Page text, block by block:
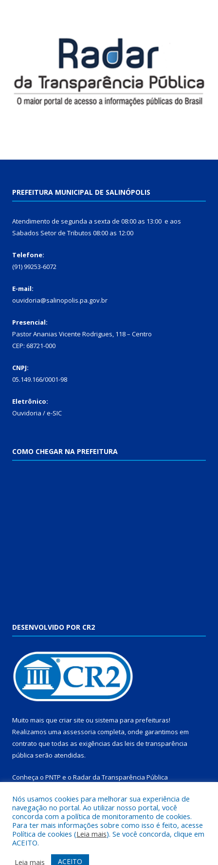
PREFEITURA MUNICIPAL DE SALINÓPOLIS
Atendimento de segunda a sexta de 08:00 as 13:00 e aos
Sabados Setor de Tributos 08:00 as 12:00
Telefone:
(91) 99253-6072
E-mail:
ouvidoria@salinopolis.pa.gov.br
Presencial:
Pastor Ananias Vicente Rodrigues, 118 – Centro
CEP: 68721-000
CNPJ:
05.149.166/0001-98
Eletrônico:
Ouvidoria / e-SIC
COMO CHEGAR NA PREFEITURA
DESENVOLVIDO POR CR2
Muito mais que criar site ou sistema para prefeituras!
Realizamos uma assessoria completa, onde garantimos em
contrato que todas as exigências das leis de transparência
pública serão atendidas.
Conheça o PNTP e o Radar da Transparência Pública
Todos os direitos reservados a Prefeitura Municipal de
Salinópolis.
Mapa do Site Acessar Área Administrativa
Nós usamos cookies para melhorar sua experiência de
navegação no portal. Ao utilizar nosso portal, você
concorda com a política de monitoramento de cookies.
Para ter mais informações sobre como isso é feito, acesse
Política de cookies (Leia mais). Se você concorda, clique em
ACEITO.
Leia mais
ACEITO